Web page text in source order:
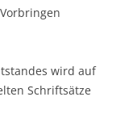
wird auf
Schriftsätze